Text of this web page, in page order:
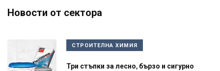
Новости от сектора
СТРОИТЕЛНА ХИМИЯ
Три стъпки за лесно, бързо и сигурно